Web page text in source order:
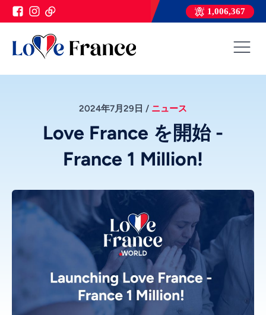
1,006,367
2024年7月29日 / ニュース
Love France を開始 -
France 1 Million!